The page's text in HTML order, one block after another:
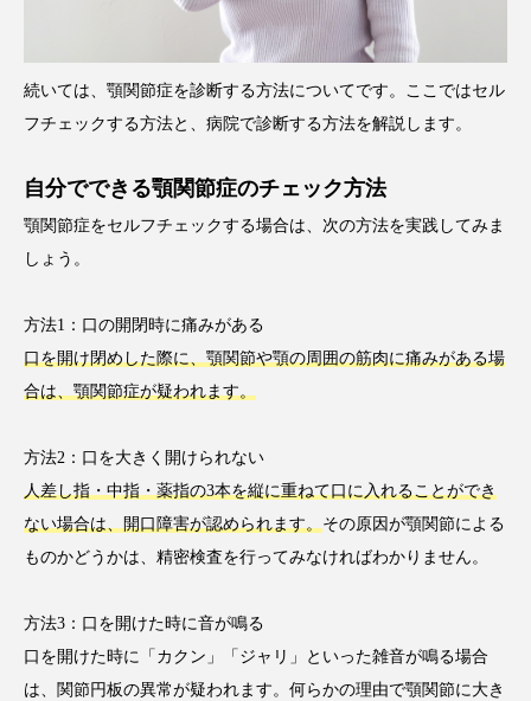
続いては、顎関節症を診断する方法についてです。ここではセル
フチェックする方法と、病院で診断する方法を解説します。
自分でできる顎関節症のチェック方法
顎関節症をセルフチェックする場合は、次の方法を実践してみま
しょう。
方法1：口の開閉時に痛みがある
口を開け閉めした際に、顎関節や顎の周囲の筋肉に痛みがある場
合は、顎関節症が疑われます。
方法2：口を大きく開けられない
人差し指・中指・薬指の3本を縦に重ねて口に入れることができ
ない場合は、開口障害が認められます。その原因が顎関節による
ものかどうかは、精密検査を行ってみなければわかりません。
方法3：口を開けた時に音が鳴る
口を開けた時に「カクン」「ジャリ」といった雑音が鳴る場合
は、関節円板の異常が疑われます。何らかの理由で顎関節に大き